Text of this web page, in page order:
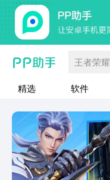
王者荣耀
精选 软件